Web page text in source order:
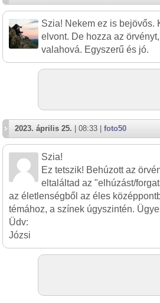
Szia! Nekem ez is bejövős.
elvont. De hozza az
valahová. Egyszerű és jó.
2023. április 25. | 08:33 | foto50
Szia!
Ez tetszik! Behúzott az
eltaláltad az "elhúzást/
az életlenségből az éles
témához, a színek úgyszintén.
Üdv:
Józsi